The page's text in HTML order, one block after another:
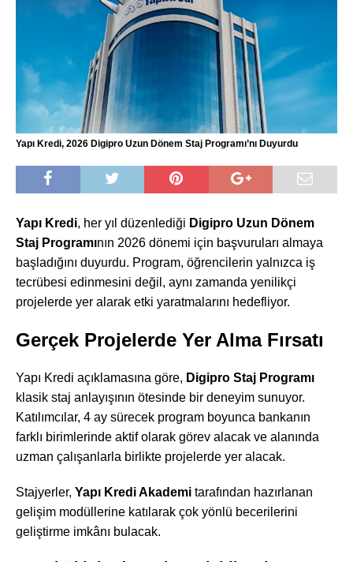
Yapı Kredi, 2026 Digipro Uzun Dönem Staj Programı’nı Duyurdu
Yapı Kredi, her yıl düzenlediği Digipro Uzun Dönem
Staj Programının 2026 dönemi için başvuruları almaya
başladığını duyurdu. Program, öğrencilerin yalnızca iş
tecrübesi edinmesini değil, aynı zamanda yenilikçi
projelerde yer alarak etki yaratmalarını hedefliyor.
Gerçek Projelerde Yer Alma Fırsatı
Yapı Kredi açıklamasına göre, Digipro Staj Programı
klasik staj anlayışının ötesinde bir deneyim sunuyor.
Katılımcılar, 4 ay sürecek program boyunca bankanın
farklı birimlerinde aktif olarak görev alacak ve alanında
uzman çalışanlarla birlikte projelerde yer alacak.
Stajyerler, Yapı Kredi Akademi tarafından hazırlanan
gelişim modüllerine katılarak çok yönlü becerilerini
geliştirme imkânı bulacak.